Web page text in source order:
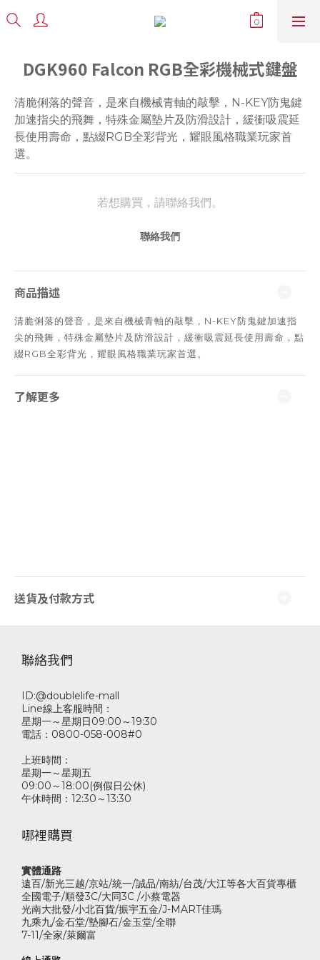
DGK960 Falcon RGB全彩機械式鍵盤
清脆俐落的聲音，是來自機械青軸的敲擊，N-KEY防鬼鍵
加速指尖的飛舞，特殊金屬墊片及防滑設計，緩衝吸震延
長使用壽命，點綴RGB全彩背光，耀眼風格職業玩家首
選。
若想購買，請聯絡我們。
聯絡我們
商品描述
清脆俐落的聲音，是來自機械青軸的敲擊， N-KEY 防鬼鍵加速指
尖的飛舞，特殊金屬墊片及防滑設計，緩衝吸震延長使用壽命，點
綴RGB全彩背光，耀眼風格職業玩家首選。
了解更多
送貨及付款方式
聯絡我們
ID:@doublelife-mall
Line線上客服時間：
星期一～星期日09:00～19:30
電話：0800-058-008#0
上班時間：
星期一～星期五
09:00～18:00(例假日公休)
午休時間：12:30～13:30
哪裡購買
實體通路
遠百/新光三越/京站/統一/誠品/南紡/台茂/大江等各大百貨專櫃
全國電子/順發3C/大同3C /小蔡電器
光南大批發/小北百貨/振宇五金/J-MART佳瑪
九乘九/金石堂/墊腳石/金玉堂/全聯
7-11/全家/萊爾富